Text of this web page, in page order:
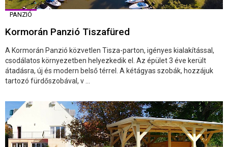
PANZIÓ
Kormorán Panzió Tiszafüred
A Kormorán Panzió közvetlen Tisza-parton, igényes kialakítással,
csodálatos környezetben helyezkedik el. Az épület 3 éve került
átadásra, új és modern belső térrel. A kétágyas szobák, hozzájuk
tartozó fürdőszobával, v ...